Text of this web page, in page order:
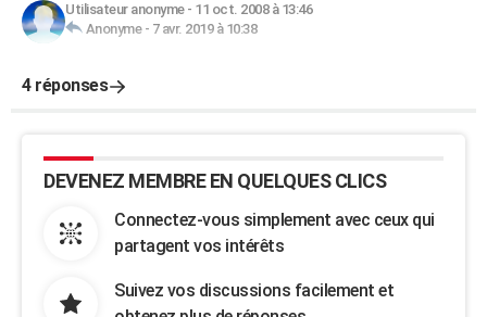
Utilisateur anonyme- 11 oct. 2008 à 13:46
Anonyme- 7 avr. 2019 à 10:38
4 réponses
DEVENEZ MEMBRE EN QUELQUES CLICS
Connectez-vous simplement avec ceux qui
partagent vos intérêts
Suivez vos discussions facilement et